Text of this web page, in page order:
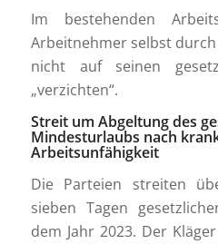
Im bestehenden
Arbeitnehmer selbst
nicht auf seinen
„verzichten“.
Streit um Abgeltung des
Mindesturlaubs nach
Arbeitsunfähigkeit
Die Parteien streiten
sieben Tagen
dem Jahr 2023. Der